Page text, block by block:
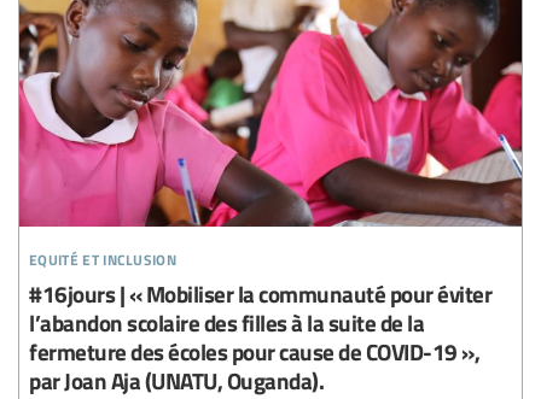
equité et inclusion
#16jours | « Mobiliser la communauté pour éviter
l’abandon scolaire des filles à la suite de la
fermeture des écoles pour cause de COVID-19 »,
par Joan Aja (UNATU, Ouganda).